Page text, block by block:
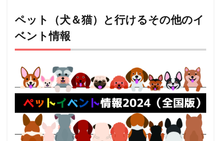
ペット（犬＆猫）と行けるその他のイ
ベント情報